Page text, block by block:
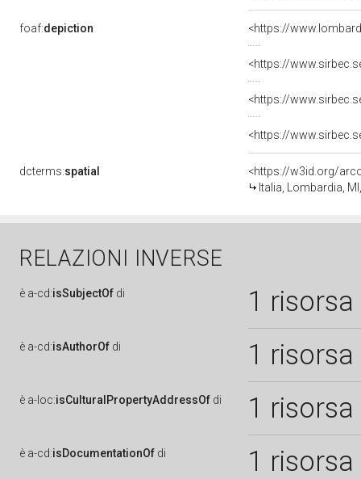
foaf:depiction
dcterms:spatial
<https://w3id.org/
Italia, Lombardia,
RELAZIONI INVERSE
è a-cd:isSubjectOf di 1 risorsa
è a-cd:isAuthorOf di 1 risorsa
è a-loc:isCulturalPropertyAddressOf di 1 risorsa
è a-cd:isDocumentationOf di 1 risorsa